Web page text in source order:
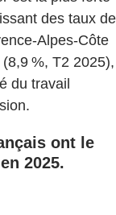
des taux de
Alpes-Côte
%, T2 2025),
du travail
ont le
2025.